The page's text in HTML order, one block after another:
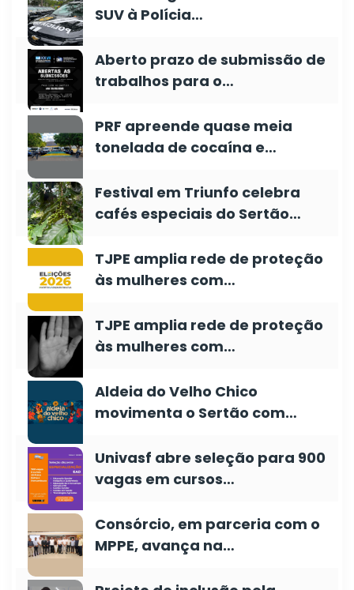
SUV à Polícia…
Aberto prazo de submissão de
trabalhos para o…
PRF apreende quase meia
tonelada de cocaína e…
Festival em Triunfo celebra
cafés especiais do Sertão…
TJPE amplia rede de proteção
às mulheres com…
TJPE amplia rede de proteção
às mulheres com…
Aldeia do Velho Chico
movimenta o Sertão com…
Univasf abre seleção para 900
vagas em cursos…
Consórcio, em parceria com o
MPPE, avança na…